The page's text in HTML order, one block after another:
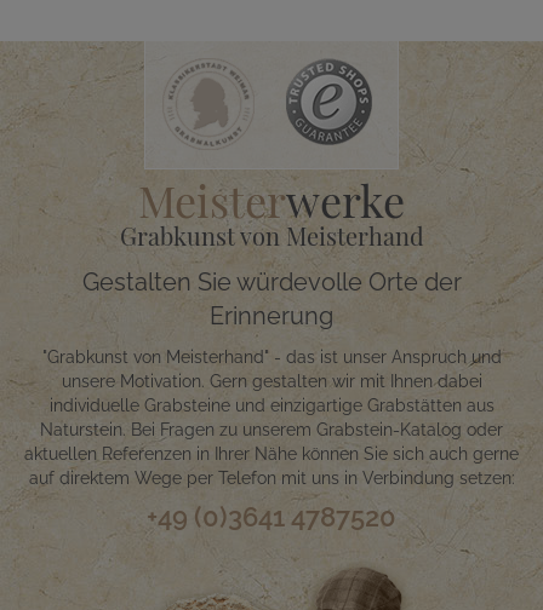
Meisterwerke
Grabkunst von Meisterhand
Gestalten Sie würdevolle Orte der
Erinnerung
"Grabkunst von Meisterhand" - das ist unser Anspruch und
unsere Motivation. Gern gestalten wir mit Ihnen dabei
individuelle Grabsteine und einzigartige Grabstätten aus
Naturstein. Bei Fragen zu unserem Grabstein-Katalog oder
aktuellen Referenzen in Ihrer Nähe können Sie sich auch gerne
auf direktem Wege per Telefon mit uns in Verbindung setzen:
+49 (0)3641 4787520